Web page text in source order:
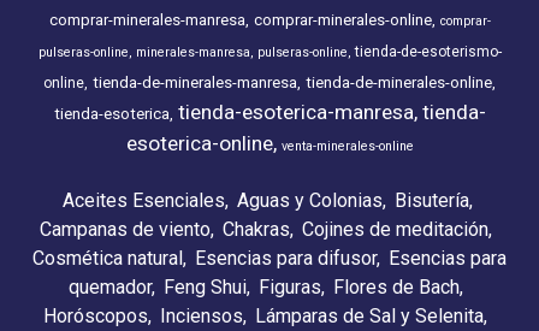
comprar-minerales-manresa comprar-minerales-online comprar-
pulseras-online
minerales-manresa pulseras-online tienda-de-esoterismo-
online tienda-de-minerales-manresa tienda-de-minerales-online
tienda-esoterica tienda-esoterica-manresa tienda-
esoterica-online venta-minerales-online
Aceites Esenciales Aguas y Colonias
Bisutería
Campanas de viento Chakras Cojines de meditación
Cosmética natural Esencias para difusor Esencias para
quemador
Feng Shui Figuras
Flores de Bach
Horóscopos
Inciensos
Lámparas de Sal y Selenita